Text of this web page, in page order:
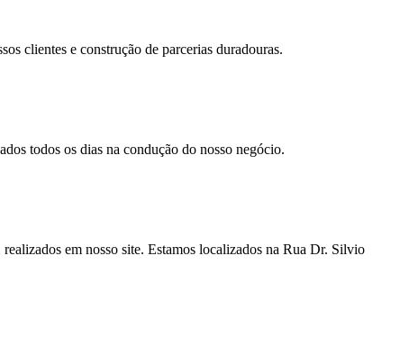
clientes e construção de parcerias duradouras.
todos os dias na condução do nosso negócio.
em nosso site. Estamos localizados na Rua Dr. Silvio